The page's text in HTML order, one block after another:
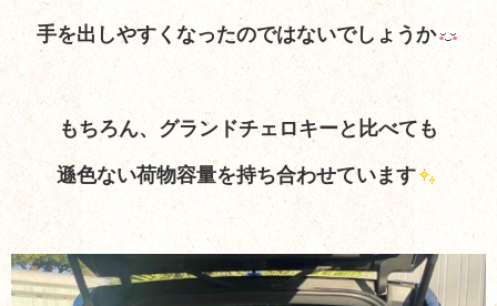
手を出しやすくなったのではないでしょうか
もちろん、グランドチェロキーと比べても
遜色ない荷物容量を持ち合わせています